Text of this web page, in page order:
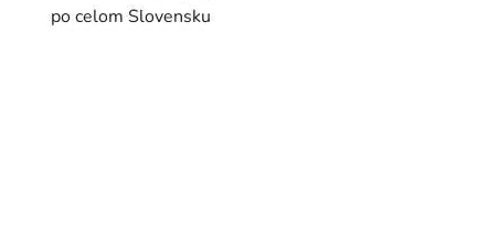
po celom Slovensku